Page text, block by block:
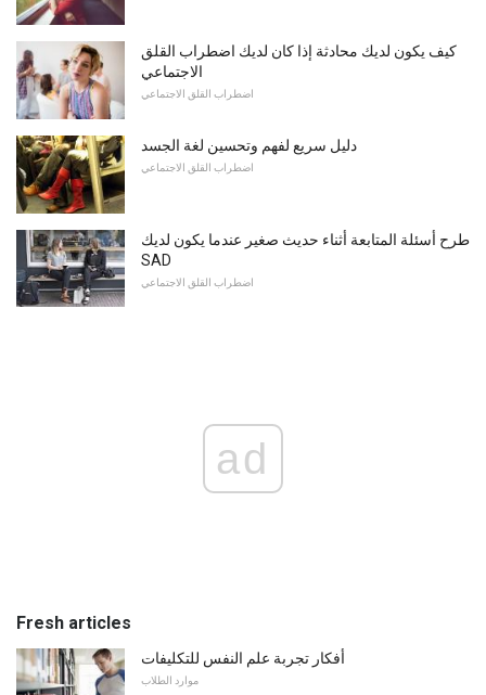
كيف يكون لديك محادثة إذا كان لديك اضطراب القلق
الاجتماعي
اضطراب القلق الاجتماعي
دليل سريع لفهم وتحسين لغة الجسد
اضطراب القلق الاجتماعي
طرح أسئلة المتابعة أثناء حديث صغير عندما يكون لديك
SAD
اضطراب القلق الاجتماعي
ad
Fresh articles
أفكار تجربة علم النفس للتكليفات
موارد الطلاب